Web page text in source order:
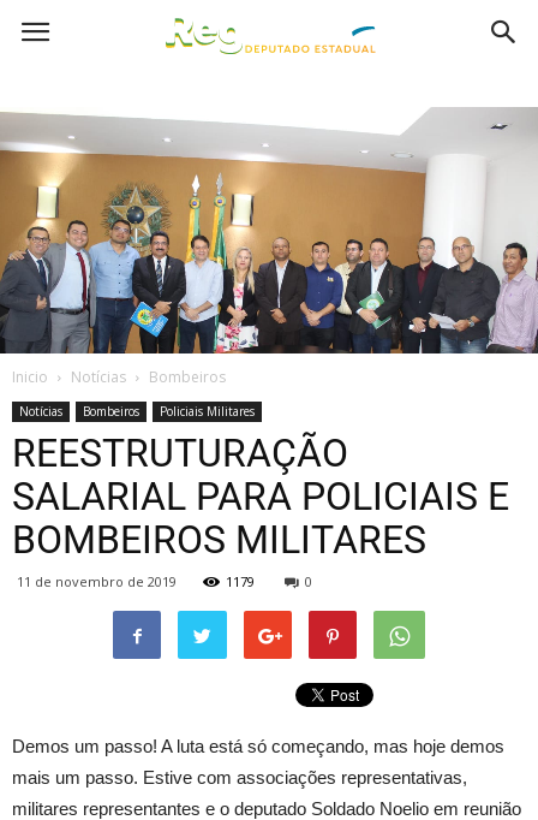
Inicio Notícias Bombeiros
Notícias Bombeiros Policiais Militares
REESTRUTURAÇÃO
SALARIAL PARA POLICIAIS E
BOMBEIROS MILITARES
11 de novembro de 2019 1179 0
Demos um passo! A luta está só começando, mas hoje demos
mais um passo. Estive com associações representativas,
militares representantes e o deputado Soldado Noelio em reunião